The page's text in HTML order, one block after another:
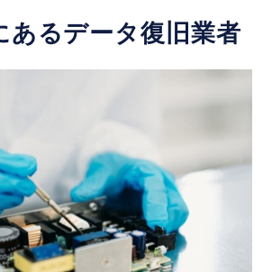
あるデータ復旧業者